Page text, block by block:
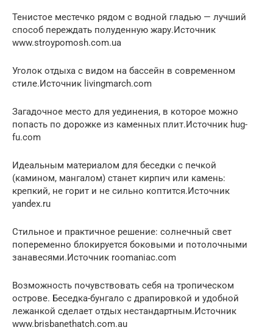
Тенистое местечко рядом с водной гладью — лучший
способ переждать полуденную жару.Источник
www.stroypomosh.com.ua
Уголок отдыха с видом на бассейн в современном
стиле.Источник livingmarch.com
Загадочное место для уединения, в которое можно
попасть по дорожке из каменных плит.Источник hug-
fu.com
Идеальным материалом для беседки с печкой
(камином, мангалом) станет кирпич или камень:
крепкий, не горит и не сильно коптится.Источник
yandex.ru
Стильное и практичное решение: солнечный свет
попеременно блокируется боковыми и потолочными
занавесями.Источник roomaniac.com
Возможность почувствовать себя на тропическом
острове. Беседка-бунгало с драпировкой и удобной
лежанкой сделает отдых нестандартным.Источник
www.brisbanethatch.com.au